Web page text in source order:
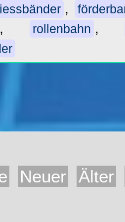
,
, rollenbahn ,
Neuer Älter